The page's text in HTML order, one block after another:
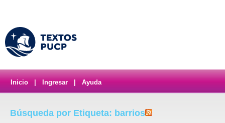
Inicio Ingresar Ayuda
Búsqueda por Etiqueta: barrios